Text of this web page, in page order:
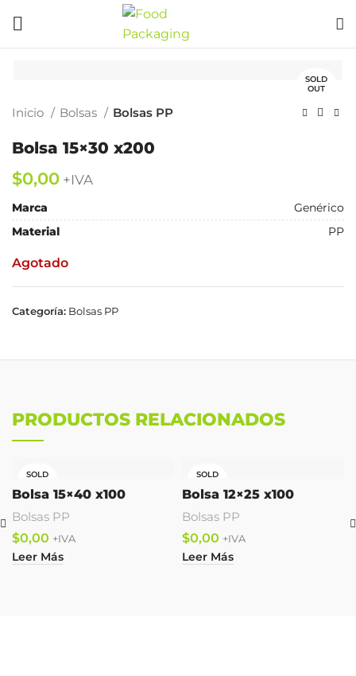
SOLD
OUT
Inicio Bolsas Bolsas PP
Bolsa 15×30 x200
$
Marca
Genérico
Material
PP
Agotado
Categoría: Bolsas PP
PRODUCTOS RELACIONADOS
SOLD
Bolsa 15×40 x100
Bolsas PP
$
Leer Más
SOLD
Bolsa 12×25 x100
Bolsas PP
$
Leer Más